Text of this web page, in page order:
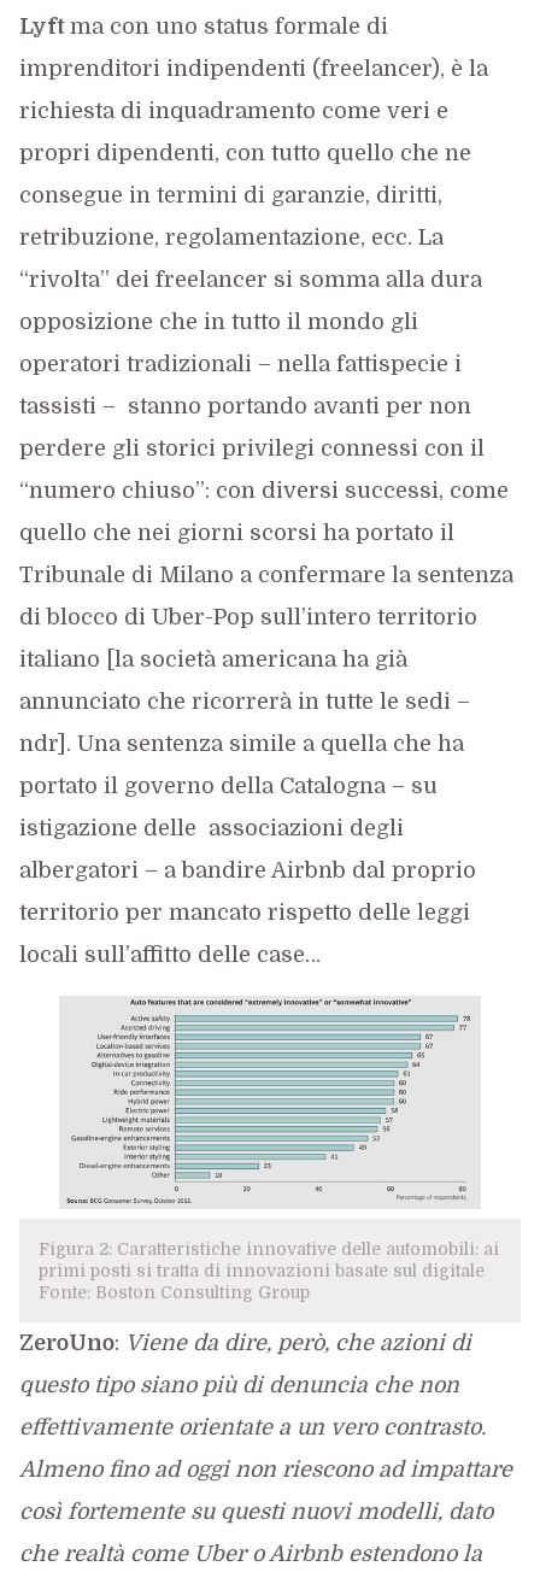
Lyft ma con uno status formale di
imprenditori indipendenti (freelancer), è la
richiesta di inquadramento come veri e
propri dipendenti, con tutto quello che ne
consegue in termini di garanzie, diritti,
retribuzione, regolamentazione, ecc. La
“rivolta” dei freelancer si somma alla dura
opposizione che in tutto il mondo gli
operatori tradizionali – nella fattispecie i
tassisti – stanno portando avanti per non
perdere gli storici privilegi connessi con il
“numero chiuso”: con diversi successi, come
quello che nei giorni scorsi ha portato il
Tribunale di Milano a confermare la sentenza
di blocco di Uber-Pop sull’intero territorio
italiano [la società americana ha già
annunciato che ricorrerà in tutte le sedi –
ndr]. Una sentenza simile a quella che ha
portato il governo della Catalogna – su
istigazione delle associazioni degli
albergatori – a bandire Airbnb dal proprio
territorio per mancato rispetto delle leggi
locali sull’affitto delle case…
Figura 2: Caratteristiche innovative delle automobili: ai
primi posti si tratta di innovazioni basate sul digitale
Fonte: Boston Consulting Group
ZeroUno: Viene da dire, però, che azioni di
questo tipo siano più di denuncia che non
effettivamente orientate a un vero contrasto.
Almeno fino ad oggi non riescono ad impattare
così fortemente su questi nuovi modelli, dato
che realtà come Uber o Airbnb estendono la